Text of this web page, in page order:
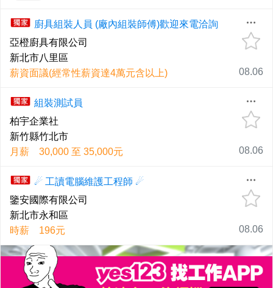
廚具組裝人員 (廠內組裝師傅)歡迎來電洽詢
亞橙廚具有限公司
新北市八里區
薪資面議(經常性薪資達4萬元含以上)
08.06
組裝測試員
柏宇企業社
新竹縣竹北市
月薪 30,000 至 35,000元
08.06
☄ 工讀電腦維護工程師 ☄
鑒安國際有限公司
新北市永和區
時薪 196元
08.06